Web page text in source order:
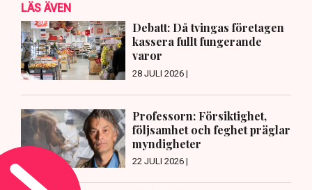
LÄS ÄVEN
Debatt: Då tvingas företagen
kassera fullt fungerande
varor
28 JULI 2026 |
Professorn: Försiktighet,
följsamhet och feghet präglar
myndigheter
22 JULI 2026 |